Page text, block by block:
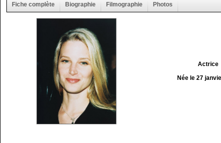
Fiche complète Biographie Filmographie Photos
Actrice
Née le 27